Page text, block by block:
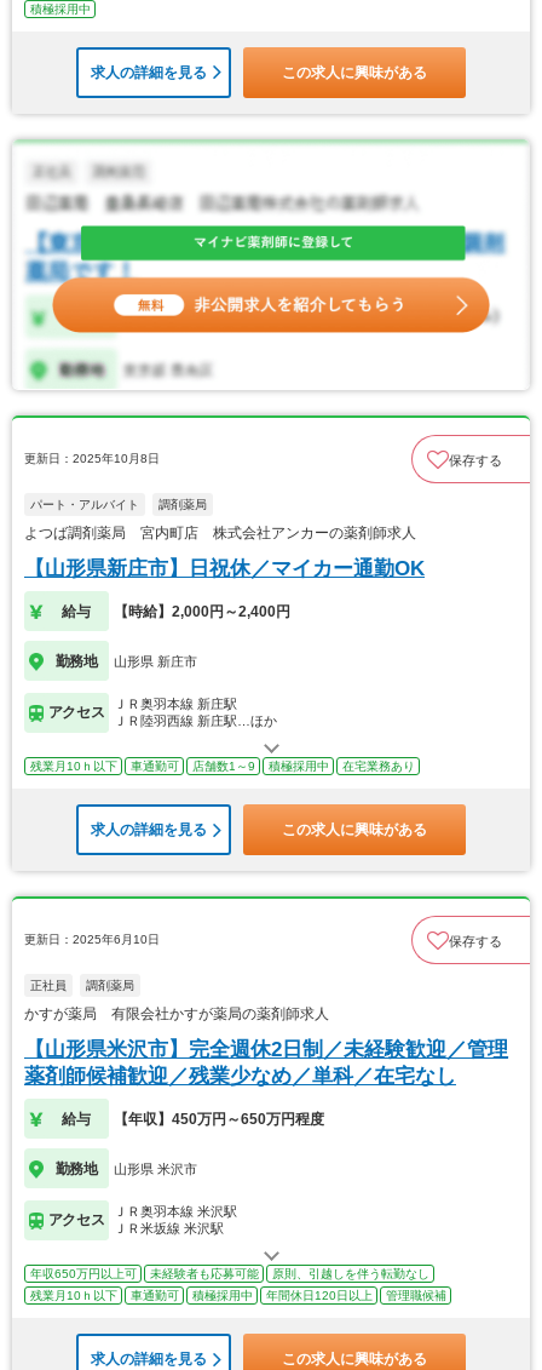
積極採用中
求人の詳細を見る この求人に興味がある
更新日：2025年10月8日 保存する
パート・アルバイト 調剤薬局
よつば調剤薬局 宮内町店 株式会社アンカーの薬剤師求人
【山形県新庄市】日祝休／マイカー通勤OK
給与 【時給】2,000円～2,400円
勤務地 山形県 新庄市
アクセス
ＪＲ奥羽本線 新庄駅
ＪＲ陸羽西線 新庄駅…ほか
残業月10ｈ以下 車通勤可 店舗数1～9 積極採用中 在宅業務あり
求人の詳細を見る この求人に興味がある
更新日：2025年6月10日 保存する
正社員 調剤薬局
かすが薬局 有限会社かすが薬局の薬剤師求人
【山形県米沢市】完全週休2日制／未経験歓迎／管理
薬剤師候補歓迎／残業少なめ／単科／在宅なし
給与 【年収】450万円～650万円程度
勤務地 山形県 米沢市
アクセス
ＪＲ奥羽本線 米沢駅
ＪＲ米坂線 米沢駅
年収650万円以上可 未経験者も応募可能
原則、引越しを伴う転勤なし
残業月10ｈ以下
車通勤可 積極採用中 年間休日120日以上 管理職候補
求人の詳細を見る この求人に興味がある